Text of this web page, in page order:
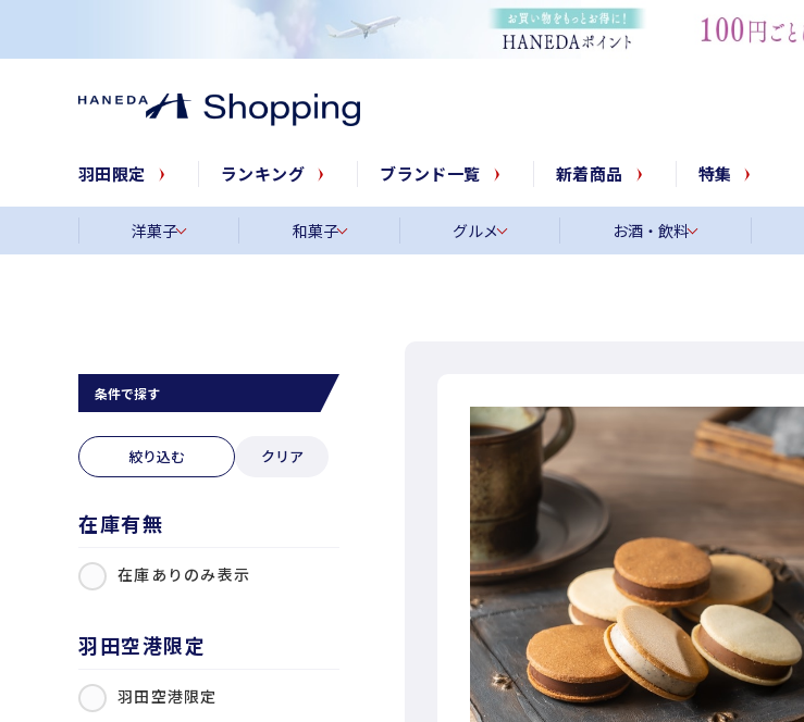
羽田限定 ランキング ブランド一覧 新着商品 特集
洋菓子 和菓子 グルメ お酒・飲料
条件で探す
絞り込む クリア
在庫有無
在庫ありのみ表示
羽田空港限定
羽田空港限定